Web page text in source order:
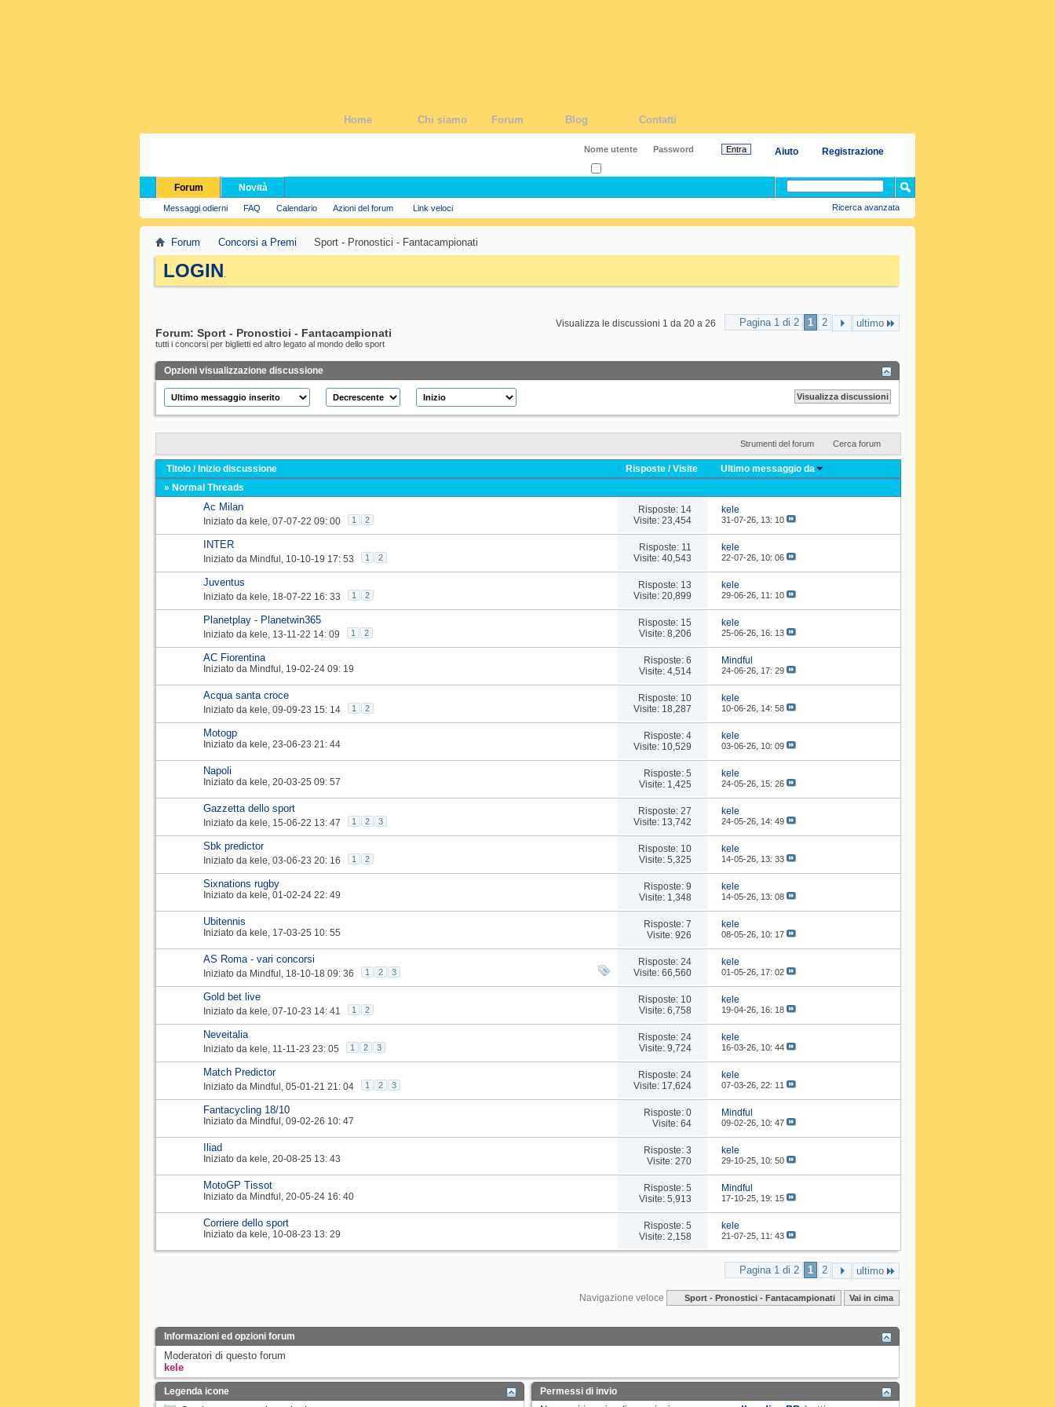
Home Chi siamo Forum Blog Contatti
Registrazione
Aiuto
Forum
Messaggi odierni FAQ Calendario Azioni del forum Link veloci
Novità
Ricerca avanzata
Forum Concorsi a Premi Sport - Pronostici - Fantacampionati
LOGIN.
Pagina 1 di 2 1 2 ultimo
Visualizza le discussioni 1 da 20 a 26
Forum: Sport - Pronostici - Fantacampionati
tutti i concorsi per biglietti ed altro legato al mondo dello sport
Opzioni visualizzazione discussione
Strumenti del forum Cerca forum
Titolo /Inizio discussione Risposte/Visite
Ultimo messaggio da
» Normal Threads
Ac Milan
Iniziato da kele‎, 07-07-22 09: 00 1 2
Risposte: 14
Visite: 23,454
kele
31-07-26, 13: 10
INTER
Iniziato da Mindful‎, 10-10-19 17: 53 1 2
Risposte: 11
Visite: 40,543
kele
22-07-26, 10: 06
Juventus
Iniziato da kele‎, 18-07-22 16: 33 1 2
Risposte: 13
Visite: 20,899
kele
29-06-26, 11: 10
Planetplay - Planetwin365
Iniziato da kele‎, 13-11-22 14: 09 1 2
Risposte: 15
Visite: 8,206
kele
25-06-26, 16: 13
AC Fiorentina
Iniziato da Mindful‎, 19-02-24 09: 19
Risposte: 6
Visite: 4,514
Mindful
24-06-26, 17: 29
Acqua santa croce
Iniziato da kele‎, 09-09-23 15: 14 1 2
Risposte: 10
Visite: 18,287
kele
10-06-26, 14: 58
Motogp
Iniziato da kele‎, 23-06-23 21: 44
Risposte: 4
Visite: 10,529
kele
03-06-26, 10: 09
Napoli
Iniziato da kele‎, 20-03-25 09: 57
Risposte: 5
Visite: 1,425
kele
24-05-26, 15: 26
Gazzetta dello sport
Iniziato da kele‎, 15-06-22 13: 47 1 2 3
Risposte: 27
Visite: 13,742
kele
24-05-26, 14: 49
Sbk predictor
Iniziato da kele‎, 03-06-23 20: 16 1 2
Risposte: 10
Visite: 5,325
kele
14-05-26, 13: 33
Sixnations rugby
Iniziato da kele‎, 01-02-24 22: 49
Risposte: 9
Visite: 1,348
kele
14-05-26, 13: 08
Ubitennis
Iniziato da kele‎, 17-03-25 10: 55
Risposte: 7
Visite: 926
kele
08-05-26, 10: 17
AS Roma - vari concorsi
Iniziato da Mindful‎, 18-10-18 09: 36 1 2 3
Risposte: 24
Visite: 66,560
kele
01-05-26, 17: 02
Gold bet live
Iniziato da kele‎, 07-10-23 14: 41 1 2
Risposte: 10
Visite: 6,758
kele
19-04-26, 16: 18
Neveitalia
Iniziato da kele‎, 11-11-23 23: 05 1 2 3
Risposte: 24
Visite: 9,724
kele
16-03-26, 10: 44
Match Predictor
Iniziato da Mindful‎, 05-01-21 21: 04 1 2 3
Risposte: 24
Visite: 17,624
kele
07-03-26,22: 11
Fantacycling 18/10
Iniziato da Mindful‎, 09-02-26 10: 47
Risposte: 0
Visite: 64
Mindful
09-02-26, 10: 47
Iliad
Iniziato da kele‎, 20-08-25 13: 43
Risposte: 3
Visite: 270
kele
29-10-25, 10: 50
MotoGP Tissot
Iniziato da Mindful‎, 20-05-24 16: 40
Risposte: 5
Visite: 5,913
Mindful
17-10-25, 19: 15
Corriere dello sport
Iniziato da kele‎, 10-08-23 13: 29
Risposte: 5
Visite: 2,158
kele
21-07-25, 11: 43
Pagina 1 di 2 1 2 ultimo
Navigazione veloce Sport - Pronostici - Fantacampionati Vai in cima
Informazioni ed opzioni forum
Moderatori di questo forum
kele
Legenda icone Permessi di invio